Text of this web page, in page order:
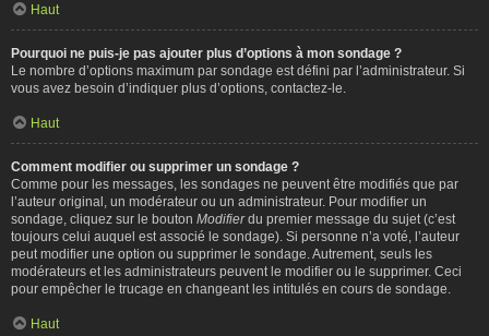
Haut
Pourquoi ne puis-je pas ajouter plus d’options à mon sondage ?
Le nombre d’options maximum par sondage est défini par l’administrateur. Si
vous avez besoin d’indiquer plus d’options, contactez-le.
Haut
Comment modifier ou supprimer un sondage ?
Comme pour les messages, les sondages ne peuvent être modifiés que par
l’auteur original, un modérateur ou un administrateur. Pour modifier un
sondage, cliquez sur le bouton Modifierdu premier message du sujet (c’est
toujours celui auquel est associé le sondage). Si personne n’a voté, l’auteur
peut modifier une option ou supprimer le sondage. Autrement, seuls les
modérateurs et les administrateurs peuvent le modifier ou le supprimer. Ceci
pour empêcher le trucage en changeant les intitulés en cours de sondage.
Haut